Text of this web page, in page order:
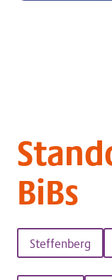
BiBs
Steffenberg